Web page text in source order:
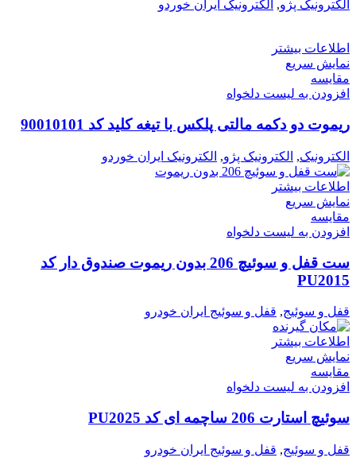
الکترونیک پژو, الکترونیک ایران خوردو
اطلاعات بیشتر
نمایش سریع
مقایسه
افزودن به لیست دلخواه
ریموت دو دکمه مالتی پلکس با تیغه کلید کد 90010101
الکترونیک, الکترونیک پژو, الکترونیک ایران خوردو
اطلاعات بیشتر
نمایش سریع
مقایسه
افزودن به لیست دلخواه
ست قفل و سوئیچ 206 بدون ریموت صندوق دار کد
PU2015
قفل و سوئیج, قفل و سوئیج ایران خودرو
اطلاعات بیشتر
نمایش سریع
مقایسه
افزودن به لیست دلخواه
سوئیچ استارت 206 ساچمه ای کد PU2025
قفل و سوئیج, قفل و سوئیج ایران خودرو